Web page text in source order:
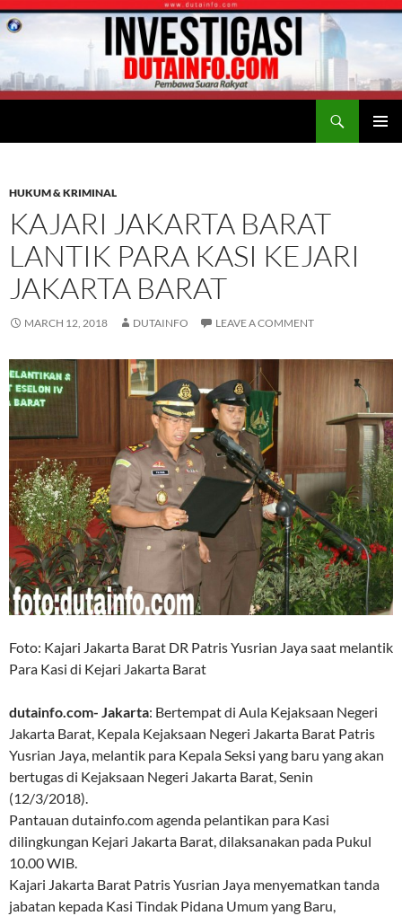
HUKUM & KRIMINAL
KAJARI JAKARTA BARAT
LANTIK PARA KASI KEJARI
JAKARTA BARAT
MARCH 12, 2018 DUTAINFO LEAVE A COMMENT
Foto: Kajari Jakarta Barat DR Patris Yusrian Jaya saat melantik
Para Kasi di Kejari Jakarta Barat
dutainfo.com- Jakarta: Bertempat di Aula Kejaksaan Negeri
Jakarta Barat, Kepala Kejaksaan Negeri Jakarta Barat Patris
Yusrian Jaya, melantik para Kepala Seksi yang baru yang akan
bertugas di Kejaksaan Negeri Jakarta Barat, Senin
(12/3/2018).
Pantauan dutainfo.com agenda pelantikan para Kasi
dilingkungan Kejari Jakarta Barat, dilaksanakan pada Pukul
10.00 WIB.
Kajari Jakarta Barat Patris Yusrian Jaya menyematkan tanda
jabatan kepada Kasi Tindak Pidana Umum yang Baru,